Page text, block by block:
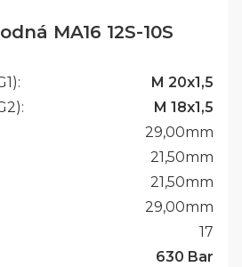
MA16 12S-10S
M 20x1,5
M 18x1,5
29,00mm
21,50mm
21,50mm
29,00mm
17
630 Bar